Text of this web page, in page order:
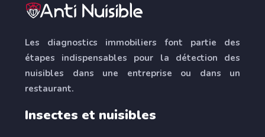
Les diagnostics immobiliers font partie des
étapes indispensables pour la détection des
nuisibles dans une entreprise ou dans un
restaurant.
Insectes et nuisibles